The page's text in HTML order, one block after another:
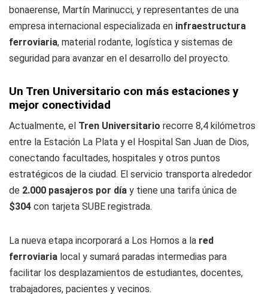
bonaerense, Martín Marinucci, y representantes de una
empresa internacional especializada en infraestructura
ferroviaria, material rodante, logística y sistemas de
seguridad para avanzar en el desarrollo del proyecto.
Un Tren Universitario con más estaciones y
mejor conectividad
Actualmente, el Tren Universitario recorre 8,4 kilómetros
entre la Estación La Plata y el Hospital San Juan de Dios,
conectando facultades, hospitales y otros puntos
estratégicos de la ciudad. El servicio transporta alrededor
de 2.000 pasajeros por día y tiene una tarifa única de
$304 con tarjeta SUBE registrada.
La nueva etapa incorporará a Los Hornos a la red
ferroviaria local y sumará paradas intermedias para
facilitar los desplazamientos de estudiantes, docentes,
trabajadores, pacientes y vecinos.